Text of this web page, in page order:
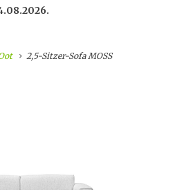
2,5-Sitzer-Sofa MOSS